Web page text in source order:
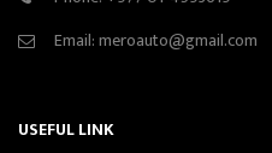
Email:meroauto@gmail.com
USEFUL LINK